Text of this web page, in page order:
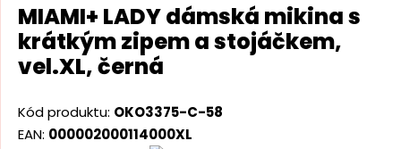
s
k
ý
a
e
d
á
t
MIAMI+ LADY dámská mikina s
krátkým zipem a stojáčkem,
vel.XL, černá
Kód produktu: OKO3375-C-58
EAN: 000002000114000XL